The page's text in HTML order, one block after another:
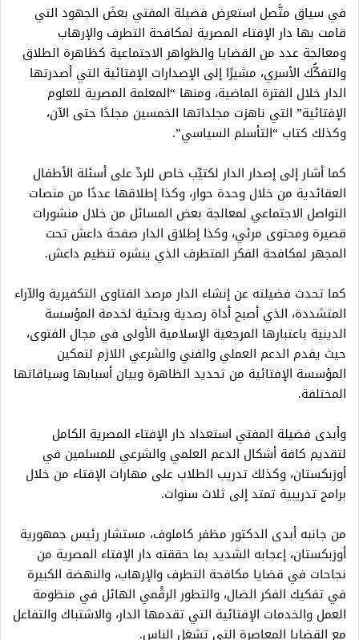
في سياق متَّصل استعرض فضيلة المفتي بعضَ الجهود التي
قامت بها دار الإفتاء المصرية لمكافحة التطرف والإرهاب
ومعالجة عدد من القضايا والظواهر الاجتماعية كظاهرة الطلاق
والتفكُّك الأسري، مشيرًا إلى الإصدارات الإفتائية التي أصدرتها
الدار خلال الفترة الماضية، ومنها “المعلمة المصرية للعلوم
الإفتائية” التي ناهزت مجلداتها الخمسين مجلدًا حتى الآن،
وكذلك كتاب “التأسلم السياسي”.
كما أشار إلى إصدار الدار لكتيِّب خاص للردِّ على أسئلة الأطفال
العقائدية من خلال وحدة حوار، وكذا إطلاقها عددًا من منصات
التواصل الاجتماعي لمعالجة بعض المسائل من خلال منشورات
قصيرة ومحتوى مرئي، وكذا إطلاق الدار صفحة داعش تحت
المجهر لمكافحة الفكر المتطرف الذي ينشره تنظيم داعش.
كما تحدث فضيلته عن إنشاء الدار مرصد الفتاوى التكفيرية والآراء
المتشددة، الذي أصبح أداة رصدية وبحثية لخدمة المؤسسة
الدينية باعتبارها المرجعية الإسلامية الأولى في مجال الفتوى،
حيث يقدم الدعم العملي والفني والشرعي اللازم لتمكين
المؤسسة الإفتائية من تحديد الظاهرة وبيان أسبابها وسياقاتها
المختلفة.
وأبدى فضيلة المفتي استعداد دار الإفتاء المصرية الكامل
لتقديم كافة أشكال الدعم العلمي والشرعي للمسلمين في
أوزبكستان، وكذلك تدريب الطلاب على مهارات الإفتاء من خلال
برامج تدريبية تمتد إلى ثلاث سنوات.
من جانبه أبدى الدكتور مظفر كاملوف، مستشار رئيس جمهورية
أوزبكستان، إعجابه الشديد بما حققته دار الإفتاء المصرية من
نجاحات في قضايا مكافحة التطرف والإرهاب، والنهضة الكبيرة
في تفكيك الفكر الضال، والتطور الرقْمي الهائل في منظومة
العمل والخدمات الإفتائية التي تقدمها الدار، والاشتباك والتفاعل
مع القضايا المعاصرة التي تشغل الناس.